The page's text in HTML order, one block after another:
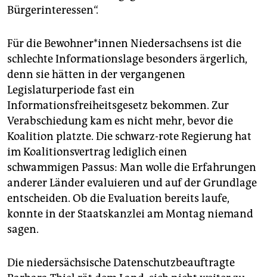
Bürgerinteressen“.
Für die Bewohner*innen Niedersachsens ist die
schlechte Informationslage besonders ärgerlich,
denn sie hätten in der vergangenen
Legislaturperiode fast ein
Informationsfreiheitsgesetz bekommen. Zur
Verabschiedung kam es nicht mehr, bevor die
Koalition platzte. Die schwarz-rote Regierung hat
im Koalitionsvertrag lediglich einen
schwammigen Passus: Man wolle die Erfahrungen
anderer Länder evaluieren und auf der Grundlage
entscheiden. Ob die Evaluation bereits laufe,
konnte in der Staatskanzlei am Montag niemand
sagen.
Die niedersächsische Datenschutzbeauftragte